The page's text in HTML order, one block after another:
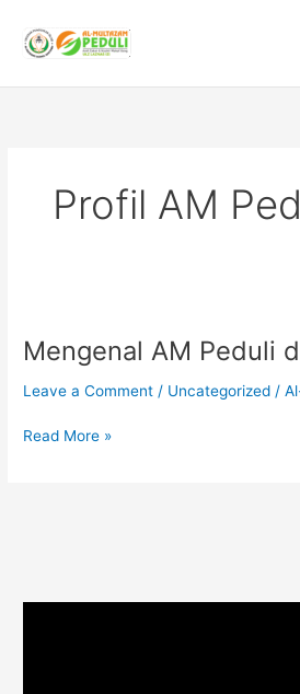
content
Profil AM
Mengenal AM Peduli
Leave a Comment / Uncategorized /
Peduli
2
Read More »